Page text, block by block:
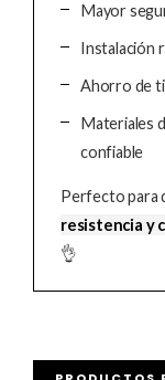
Mayor
Instalación
Ahorro de
Materiales
confiable
Perfecto para
resistencia y
👌